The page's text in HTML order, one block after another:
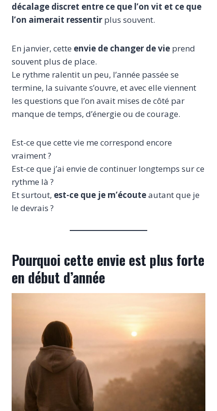
décalage discret entre ce que l’on vit et ce que
l’on aimerait ressentir plus souvent.
En janvier, cette envie de changer de vie prend
souvent plus de place.
Le rythme ralentit un peu, l’année passée se
termine, la suivante s’ouvre, et avec elle viennent
les questions que l’on avait mises de côté par
manque de temps, d’énergie ou de courage.
Est-ce que cette vie me correspond encore
vraiment ?
Est-ce que j’ai envie de continuer longtemps sur ce
rythme là ?
Et surtout, est-ce que je m’écouteautant que je
le devrais ?
Pourquoi cette envie est plus forte
en début d’année